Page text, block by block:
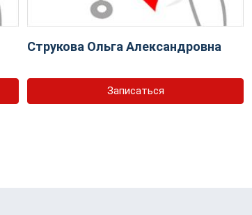
Струкова Ольга Александровна
Записаться